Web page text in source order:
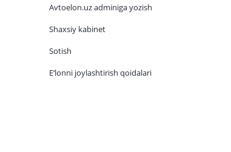
Avtoelon.uz adminiga yozish
Shaxsiy kabinet
Sotish
E‘lonni joylashtirish qoidalari